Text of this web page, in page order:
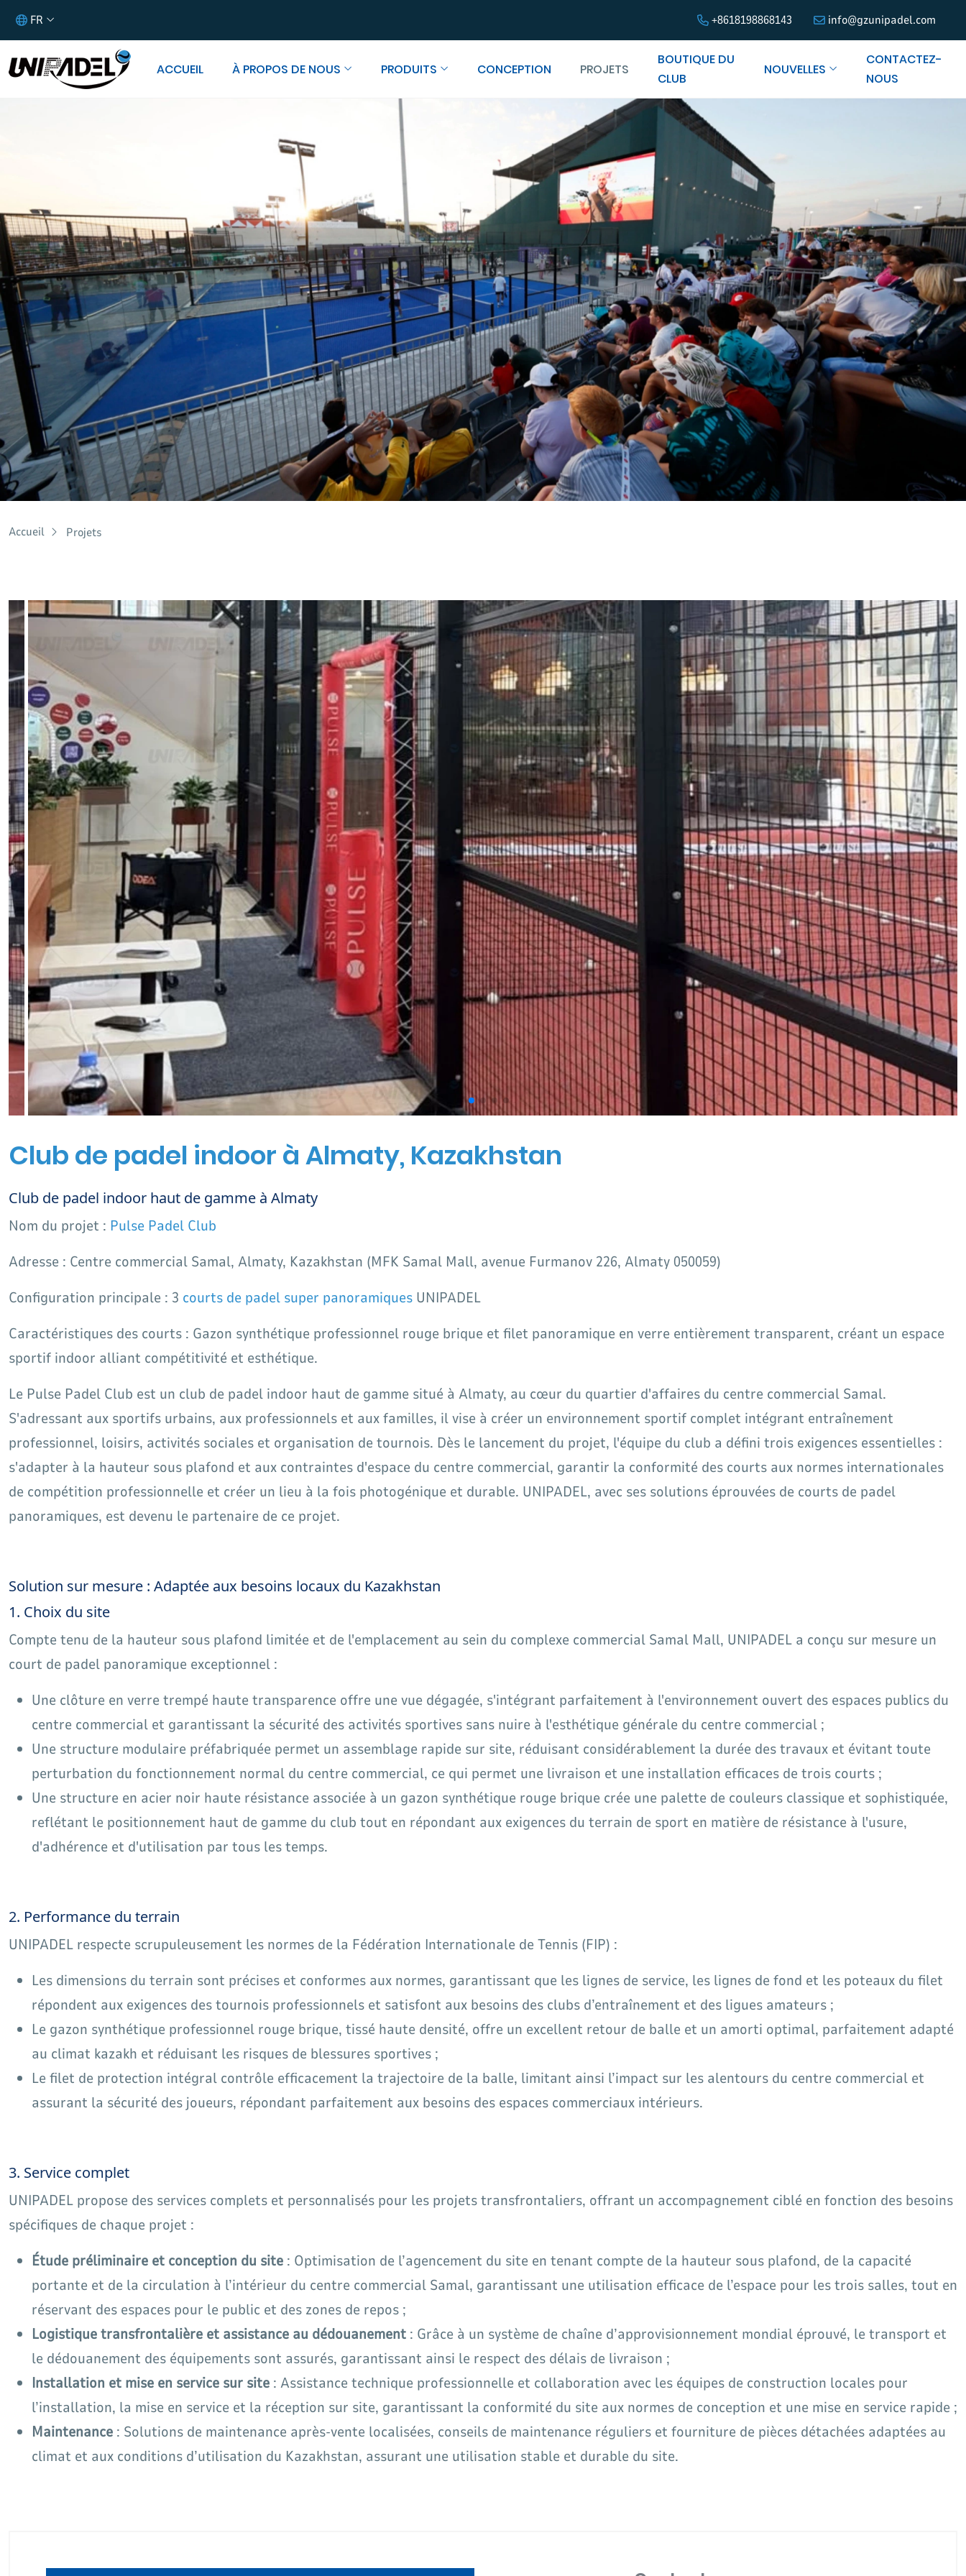
FR +8618198868143 info@gzunipadel.com
ACCUEIL À PROPOS DE NOUS PRODUITS CONCEPTION PROJETS
BOUTIQUE DU
CLUB
NOUVELLES
CONTACTEZ-
NOUS
Projets
Accueil Projets
Club de padel indoor à Almaty, Kazakhstan
Club de padel indoor haut de gamme à Almaty
Nom du projet : Pulse Padel Club
Adresse : Centre commercial Samal, Almaty, Kazakhstan (MFK Samal Mall, avenue Furmanov 226, Almaty 050059)
Configuration principale : 3 courts de padel super panoramiques UNIPADEL
Caractéristiques des courts : Gazon synthétique professionnel rouge brique et filet panoramique en verre entièrement transparent, créant un espace
sportif indoor alliant compétitivité et esthétique.
Le Pulse Padel Club est un club de padel indoor haut de gamme situé à Almaty, au cœur du quartier d'affaires du centre commercial Samal.
S'adressant aux sportifs urbains, aux professionnels et aux familles, il vise à créer un environnement sportif complet intégrant entraînement
professionnel, loisirs, activités sociales et organisation de tournois. Dès le lancement du projet, l'équipe du club a défini trois exigences essentielles :
s'adapter à la hauteur sous plafond et aux contraintes d'espace du centre commercial, garantir la conformité des courts aux normes internationales
de compétition professionnelle et créer un lieu à la fois photogénique et durable. UNIPADEL, avec ses solutions éprouvées de courts de padel
panoramiques, est devenu le partenaire de ce projet.
Solution sur mesure : Adaptée aux besoins locaux du Kazakhstan
1. Choix du site
Compte tenu de la hauteur sous plafond limitée et de l'emplacement au sein du complexe commercial Samal Mall, UNIPADEL a conçu sur mesure un
court de padel panoramique exceptionnel :
Une clôture en verre trempé haute transparence offre une vue dégagée, s'intégrant parfaitement à l'environnement ouvert des espaces publics du
centre commercial et garantissant la sécurité des activités sportives sans nuire à l'esthétique générale du centre commercial ;
Une structure modulaire préfabriquée permet un assemblage rapide sur site, réduisant considérablement la durée des travaux et évitant toute
perturbation du fonctionnement normal du centre commercial, ce qui permet une livraison et une installation efficaces de trois courts ;
Une structure en acier noir haute résistance associée à un gazon synthétique rouge brique crée une palette de couleurs classique et sophistiquée,
reflétant le positionnement haut de gamme du club tout en répondant aux exigences du terrain de sport en matière de résistance à l'usure,
d'adhérence et d'utilisation par tous les temps.
2. Performance du terrain
UNIPADEL respecte scrupuleusement les normes de la Fédération Internationale de Tennis (FIP) :
Les dimensions du terrain sont précises et conformes aux normes, garantissant que les lignes de service, les lignes de fond et les poteaux du filet
répondent aux exigences des tournois professionnels et satisfont aux besoins des clubs d’entraînement et des ligues amateurs ;
Le gazon synthétique professionnel rouge brique, tissé haute densité, offre un excellent retour de balle et un amorti optimal, parfaitement adapté
au climat kazakh et réduisant les risques de blessures sportives ;
Le filet de protection intégral contrôle efficacement la trajectoire de la balle, limitant ainsi l’impact sur les alentours du centre commercial et
assurant la sécurité des joueurs, répondant parfaitement aux besoins des espaces commerciaux intérieurs.
3. Service complet
UNIPADEL propose des services complets et personnalisés pour les projets transfrontaliers, offrant un accompagnement ciblé en fonction des besoins
spécifiques de chaque projet :
Étude préliminaire et conception du site : Optimisation de l’agencement du site en tenant compte de la hauteur sous plafond, de la capacité
portante et de la circulation à l’intérieur du centre commercial Samal, garantissant une utilisation efficace de l’espace pour les trois salles, tout en
réservant des espaces pour le public et des zones de repos ;
Logistique transfrontalière et assistance au dédouanement : Grâce à un système de chaîne d’approvisionnement mondial éprouvé, le transport et
le dédouanement des équipements sont assurés, garantissant ainsi le respect des délais de livraison ;
Installation et mise en service sur site : Assistance technique professionnelle et collaboration avec les équipes de construction locales pour
l’installation, la mise en service et la réception sur site, garantissant la conformité du site aux normes de conception et une mise en service rapide ;
Maintenance : Solutions de maintenance après-vente localisées, conseils de maintenance réguliers et fourniture de pièces détachées adaptées au
climat et aux conditions d’utilisation du Kazakhstan, assurant une utilisation stable et durable du site.